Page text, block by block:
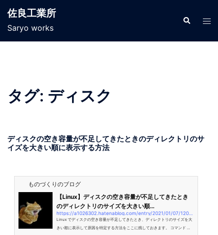
佐良工業所
Saryo works
タグ: ディスク
ディスクの空き容量が不足してきたときのディレクトリのサ
イズを大きい順に表示する方法
ものづくりのブログ
【Linux】ディスクの空き容量が不足してきたとき
のディレクトリのサイズを大きい順…
Linux でディスクの空き容量が不足してきたとき、ディレクトリのサイズを大
きい順に表示して原因を特定する方法をここに残しておきます。 コマンド オ